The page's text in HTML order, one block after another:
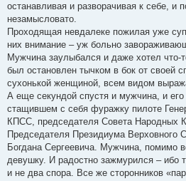
останавливая и разворачивая к себе, и
незамысловато.
Проходящая невдалеке пожилая уже
них внимание – уж больно
Мужчина заулыбался и даже хотел что-
был остановлен тычком в бок от своей
сухонькой женщиной, всем видом
А еще секундой спустя и мужчина, и его
стащившем с себя фуражку пилоте
КПСС, председателя Совета Народных
Председателя Президиума Верховного
Богдана Сергеевича. Мужчина, помимо
девушку. И радостно зажмурился – ибо
и не два спора. Все же сторонников